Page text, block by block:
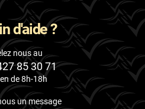
d'aide ?
nous au
85 30 71
de 8h-18h
un message